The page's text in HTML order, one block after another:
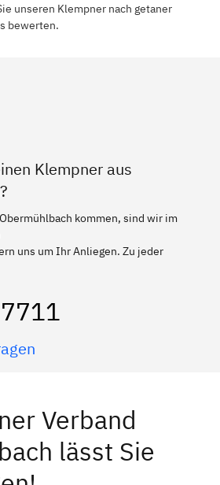
unseren Klempner nach getaner
bewerten.
Klempner aus
kommen, sind wir im
uns um Ihr Anliegen. Zu jeder
Verband
lässt Sie